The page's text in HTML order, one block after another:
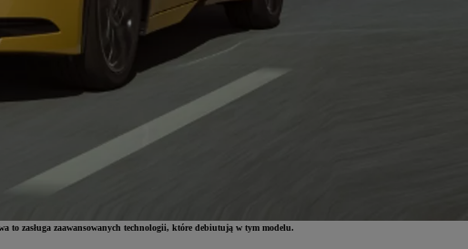
zasługa zaawansowanych technologii, które debiutują w tym modelu.